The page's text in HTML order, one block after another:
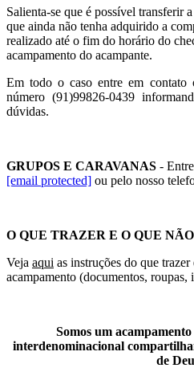
Salienta-se que é possível transferir
que ainda não tenha adquirido a
realizado até o fim do horário do
acampamento do acampante.
Em todo o caso entre em contato
número (91)99826-0439
dúvidas.
GRUPOS E CARAVANAS -
[email protected] ou pelo nosso
O QUE TRAZER E O QUE
Veja aqui as instruções do que
acampamento (documentos, roupas,
Somos um
interdenominacional
de